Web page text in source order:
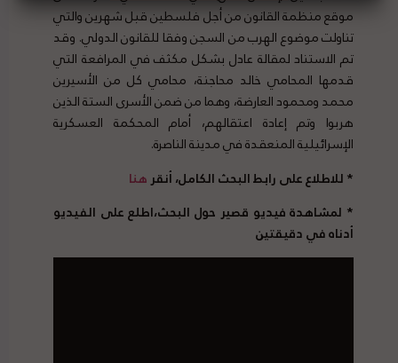
موقع منظمة القانون من أجل فلسطين قبل شهرين والتي
تناولت موضوع الهرب من السجن وفقا للقانون الدولي. وقد
تم الاستناد لمقالة عادل بشكل مكثف في المرافعة التي
قدمها المحامي خالد محاجنة، محامي كل من الأسيرين
محمد ومحمود العارضة، وهما من ضمن الأسرى الستة الذين
هربوا وتم إعادة اعتقالهم، أمام المحكمة العسكرية
الإسرائيلية المنعقدة في مدينة الناصرة.
* للاطلاع على رابط البحث الكامل، أنقرهنا
* لمشاهدة فيديو قصير حول البحث،اطلع على الفيديو
أدناه في دقيقتين